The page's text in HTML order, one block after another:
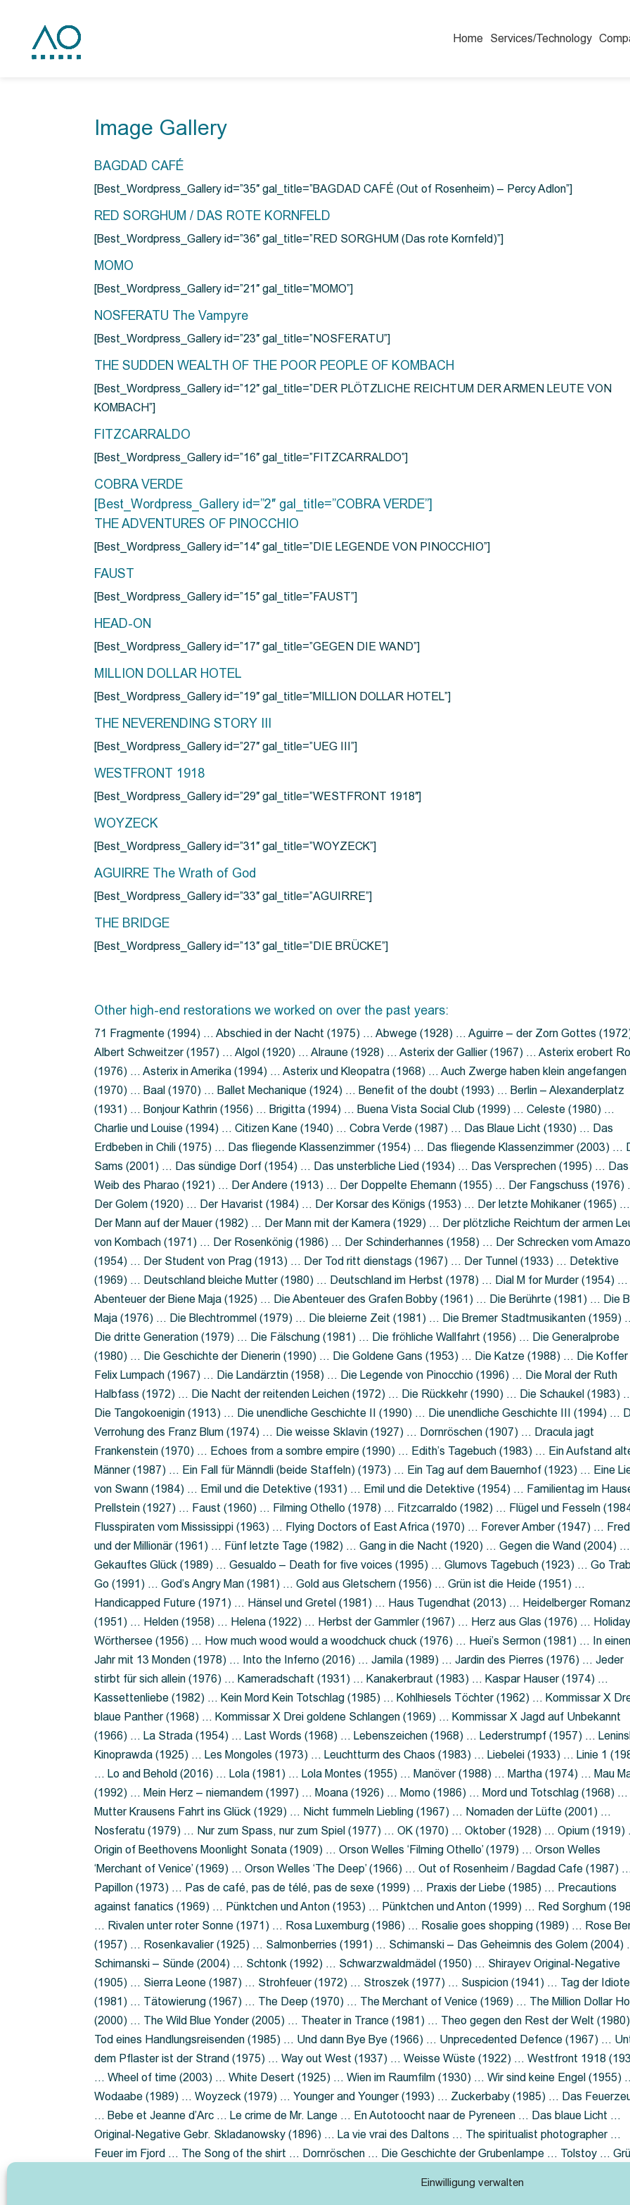
Einwilligung verwalten
Home Services/Technology
Image Gallery
BAGDAD CAFÉ
[Best_Wordpress_Gallery id=”35″ gal_title=”BAGDAD CAFÉ (Out of Rosenheim) – Percy Adlon”]
RED SORGHUM / DAS ROTE KORNFELD
[Best_Wordpress_Gallery id=”36″ gal_title=”RED SORGHUM (Das rote Kornfeld)”]
MOMO
[Best_Wordpress_Gallery id=”21″ gal_title=”MOMO”]
NOSFERATU The Vampyre
[Best_Wordpress_Gallery id=”23″ gal_title=”NOSFERATU”]
THE SUDDEN WEALTH OF THE POOR PEOPLE OF KOMBACH
[Best_Wordpress_Gallery id=”12″ gal_title=”DER PLÖTZLICHE REICHTUM DER ARMEN LEUTE VON
KOMBACH”]
FITZCARRALDO
[Best_Wordpress_Gallery id=”16″ gal_title=”FITZCARRALDO”]
COBRA VERDE
[Best_Wordpress_Gallery id=”2″ gal_title=”COBRA VERDE”]
THE ADVENTURES OF PINOCCHIO
[Best_Wordpress_Gallery id=”14″ gal_title=”DIE LEGENDE VON PINOCCHIO”]
FAUST
[Best_Wordpress_Gallery id=”15″ gal_title=”FAUST”]
HEAD-ON
[Best_Wordpress_Gallery id=”17″ gal_title=”GEGEN DIE WAND”]
MILLION DOLLAR HOTEL
[Best_Wordpress_Gallery id=”19″ gal_title=”MILLION DOLLAR HOTEL”]
THE NEVERENDING STORY III
[Best_Wordpress_Gallery id=”27″ gal_title=”UEG III”]
WESTFRONT 1918
[Best_Wordpress_Gallery id=”29″ gal_title=”WESTFRONT 1918″]
WOYZECK
[Best_Wordpress_Gallery id=”31″ gal_title=”WOYZECK”]
AGUIRRE The Wrath of God
[Best_Wordpress_Gallery id=”33″ gal_title=”AGUIRRE”]
THE BRIDGE
[Best_Wordpress_Gallery id=”13″ gal_title=”DIE BRÜCKE”]
Other high-end restorations we worked on over the past years:
71 Fragmente (1994) … Abschied in der Nacht (1975) … Abwege (1928) … Aguirre – der Zorn Gottes
Albert Schweitzer (1957) … Algol (1920) … Alraune (1928) … Asterix der Gallier (1967) … Asterix erobert
(1976) … Asterix in Amerika (1994) … Asterix und Kleopatra (1968) … Auch Zwerge haben klein angefangen
(1970) … Baal (1970) … Ballet Mechanique (1924) … Benefit of the doubt (1993) … Berlin – Alexanderplatz
(1931) … Bonjour Kathrin (1956) … Brigitta (1994) … Buena Vista Social Club (1999) … Celeste (1980) …
Charlie und Louise (1994) … Citizen Kane (1940) … Cobra Verde (1987) … Das Blaue Licht (1930) … Das
Erdbeben in Chili (1975) … Das fliegende Klassenzimmer (1954) … Das fliegende Klassenzimmer (2003) …
Sams (2001) … Das sündige Dorf (1954) … Das unsterbliche Lied (1934) … Das Versprechen (1995) … Das
Weib des Pharao (1921) … Der Andere (1913) … Der Doppelte Ehemann (1955) … Der Fangschuss (1976)
Der Golem (1920) … Der Havarist (1984) … Der Korsar des Königs (1953) … Der letzte Mohikaner (1965) …
Der Mann auf der Mauer (1982) … Der Mann mit der Kamera (1929) … Der plötzliche Reichtum der armen
von Kombach (1971) … Der Rosenkönig (1986) … Der Schinderhannes (1958) … Der Schrecken vom
(1954) … Der Student von Prag (1913) … Der Tod ritt dienstags (1967) … Der Tunnel (1933) … Detektive
(1969) … Deutschland bleiche Mutter (1980) … Deutschland im Herbst (1978) … Dial M for Murder (1954) …
Abenteuer der Biene Maja (1925) … Die Abenteuer des Grafen Bobby (1961) … Die Berührte (1981) … Die
Maja (1976) … Die Blechtrommel (1979) … Die bleierne Zeit (1981) … Die Bremer Stadtmusikanten (1959)
Die dritte Generation (1979) … Die Fälschung (1981) … Die fröhliche Wallfahrt (1956) … Die Generalprobe
(1980) … Die Geschichte der Dienerin (1990) … Die Goldene Gans (1953) … Die Katze (1988) … Die Koffer
Felix Lumpach (1967) … Die Landärztin (1958) … Die Legende von Pinocchio (1996) … Die Moral der Ruth
Halbfass (1972) … Die Nacht der reitenden Leichen (1972) … Die Rückkehr (1990) … Die Schaukel (1983)
Die Tangokoenigin (1913) … Die unendliche Geschichte II (1990) … Die unendliche Geschichte III (1994) …
Verrohung des Franz Blum (1974) … Die weisse Sklavin (1927) … Dornröschen (1907) … Dracula jagt
Frankenstein (1970) … Echoes from a sombre empire (1990) … Edith’s Tagebuch (1983) … Ein Aufstand
Männer (1987) … Ein Fall für Männdli (beide Staffeln) (1973) … Ein Tag auf dem Bauernhof (1923) … Eine
von Swann (1984) … Emil und die Detektive (1931) … Emil und die Detektive (1954) … Familientag im
Prellstein (1927) … Faust (1960) … Filming Othello (1978) … Fitzcarraldo (1982) … Flügel und Fesseln
Flusspiraten vom Mississippi (1963) … Flying Doctors of East Africa (1970) … Forever Amber (1947) …
und der Millionär (1961) … Fünf letzte Tage (1982) … Gang in die Nacht (1920) … Gegen die Wand (2004) …
Gekauftes Glück (1989) … Gesualdo – Death for five voices (1995) … Glumovs Tagebuch (1923) … Go
Go (1991) … God’s Angry Man (1981) … Gold aus Gletschern (1956) … Grün ist die Heide (1951) …
Handicapped Future (1971) … Hänsel und Gretel (1981) … Haus Tugendhat (2013) … Heidelberger
(1951) … Helden (1958) … Helena (1922) … Herbst der Gammler (1967) … Herz aus Glas (1976) …
Wörthersee (1956) … How much wood would a woodchuck chuck (1976) … Huei’s Sermon (1981) … In
Jahr mit 13 Monden (1978) … Into the Inferno (2016) … Jamila (1989) … Jardin des Pierres (1976) … Jeder
stirbt für sich allein (1976) … Kameradschaft (1931) … Kanakerbraut (1983) … Kaspar Hauser (1974) …
Kassettenliebe (1982) … Kein Mord Kein Totschlag (1985) … Kohlhiesels Töchter (1962) … Kommissar X
blaue Panther (1968) … Kommissar X Drei goldene Schlangen (1969) … Kommissar X Jagd auf Unbekannt
(1966) … La Strada (1954) … Last Words (1968) … Lebenszeichen (1968) … Lederstrumpf (1957) …
Kinoprawda (1925) … Les Mongoles (1973) … Leuchtturm des Chaos (1983) … Liebelei (1933) … Linie 1
… Lo and Behold (2016) … Lola (1981) … Lola Montes (1955) … Manöver (1988) … Martha (1974) … Mau
(1992) … Mein Herz – niemandem (1997) … Moana (1926) … Momo (1986) … Mord und Totschlag (1968) …
Mutter Krausens Fahrt ins Glück (1929) … Nicht fummeln Liebling (1967) … Nomaden der Lüfte (2001) …
Nosferatu (1979) … Nur zum Spass, nur zum Spiel (1977) … OK (1970) … Oktober (1928) … Opium (1919)
Origin of Beethovens Moonlight Sonata (1909) … Orson Welles ‘Filming Othello’ (1979) … Orson Welles
‘Merchant of Venice’ (1969) … Orson Welles ‘The Deep’ (1966) … Out of Rosenheim / Bagdad Cafe (1987) …
Papillon (1973) … Pas de café, pas de télé, pas de sexe (1999) … Praxis der Liebe (1985) … Precautions
against fanatics (1969) … Pünktchen und Anton (1953) … Pünktchen und Anton (1999) … Red Sorghum
… Rivalen unter roter Sonne (1971) … Rosa Luxemburg (1986) … Rosalie goes shopping (1989) … Rose
(1957) … Rosenkavalier (1925) … Salmonberries (1991) … Schimanski – Das Geheimnis des Golem (2004)
Schimanski – Sünde (2004) … Schtonk (1992) … Schwarzwaldmädel (1950) … Shirayev Original-Negative
(1905) … Sierra Leone (1987) … Strohfeuer (1972) … Stroszek (1977) … Suspicion (1941) … Tag der
(1981) … Tätowierung (1967) … The Deep (1970) … The Merchant of Venice (1969) … The Million Dollar
(2000) … The Wild Blue Yonder (2005) … Theater in Trance (1981) … Theo gegen den Rest der Welt
Tod eines Handlungsreisenden (1985) … Und dann Bye Bye (1966) … Unprecedented Defence (1967) …
dem Pflaster ist der Strand (1975) … Way out West (1937) … Weisse Wüste (1922) … Westfront 1918
… Wheel of time (2003) … White Desert (1925) … Wien im Raumfilm (1930) … Wir sind keine Engel (1955)
Wodaabe (1989) … Woyzeck (1979) … Younger and Younger (1993) … Zuckerbaby (1985) … Das
… Bebe et Jeanne d’Arc … Le crime de Mr. Lange … En Autotoocht naar de Pyreneen … Das blaue Licht …
Original-Negative Gebr. Skladanowsky (1896) … La vie vrai des Daltons … The spiritualist photographer …
Feuer im Fjord … The Song of the shirt … Dornröschen … Die Geschichte der Grubenlampe … Tolstoy …